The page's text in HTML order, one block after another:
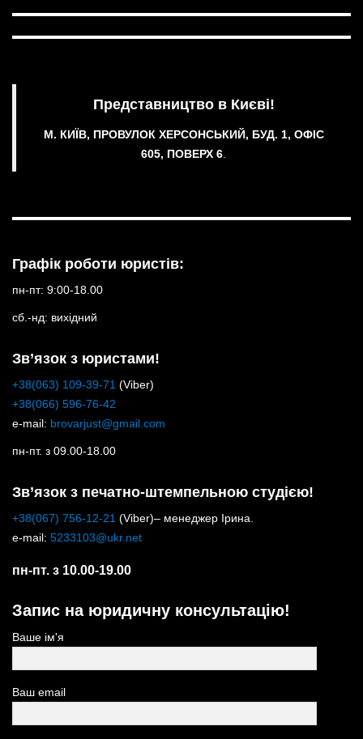
Представництво в Києві!
М. КИЇВ, ПРОВУЛОК ХЕРСОНСЬКИЙ, БУД. 1, ОФІС
605, ПОВЕРХ 6
Графік роботи юристів:
пн-пт: 9:00-18.00
сб.-нд: вихідний
Зв’язок з юристами!
+38(063) 109-39-71 (Viber)
+38(066) 596-76-42
e-mail: brovarjust@gmail.com
пн-пт. з 09.00-18.00
Зв’язок з печатно-штемпельною студією!
+38(067) 756-12-21 (Viber)– менеджер Ірина.
e-mail: 5233103@ukr.net
пн-пт. з 10.00-19.00
Запис на юридичну консультацію!
Ваше ім'я
Ваш email